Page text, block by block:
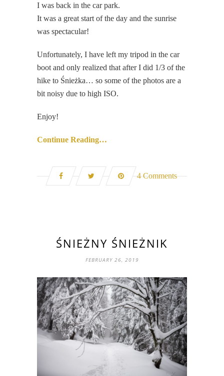
I was back in the car park.
It was a great start of the day and the sunrise
was spectacular!
Unfortunately, I have left my tripod in the car
boot and only realized that after I did 1/3 of the
hike to Śnieżka… so some of the photos are a
bit noisy due to high ISO.
Enjoy!
Continue Reading…
4 Comments
ŚNIEŻNY ŚNIEŻNIK
FEBRUARY 26, 2019